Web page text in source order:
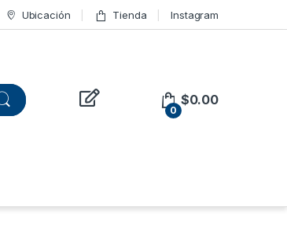
Ubicación Tienda Instagram
0
$0.00